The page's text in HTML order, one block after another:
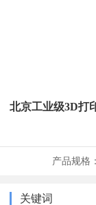
北京工业级3D打
产品规格：
关键词